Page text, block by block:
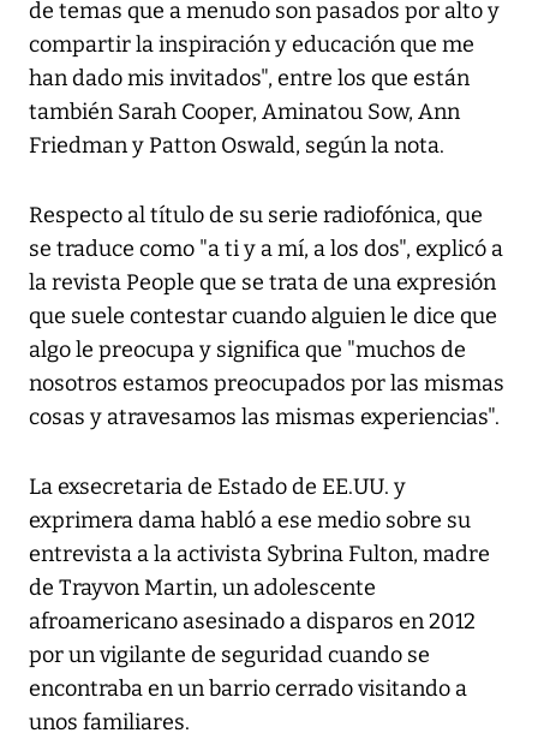
de temas que a menudo son pasados por alto y
compartir la inspiración y educación que me
han dado mis invitados", entre los que están
también Sarah Cooper, Aminatou Sow, Ann
Friedman y Patton Oswald, según la nota.
Respecto al título de su serie radiofónica, que
se traduce como "a ti y a mí, a los dos", explicó a
la revista People que se trata de una expresión
que suele contestar cuando alguien le dice que
algo le preocupa y significa que "muchos de
nosotros estamos preocupados por las mismas
cosas y atravesamos las mismas experiencias".
La exsecretaria de Estado de EE.UU. y
exprimera dama habló a ese medio sobre su
entrevista a la activista Sybrina Fulton, madre
de Trayvon Martin, un adolescente
afroamericano asesinado a disparos en 2012
por un vigilante de seguridad cuando se
encontraba en un barrio cerrado visitando a
unos familiares.